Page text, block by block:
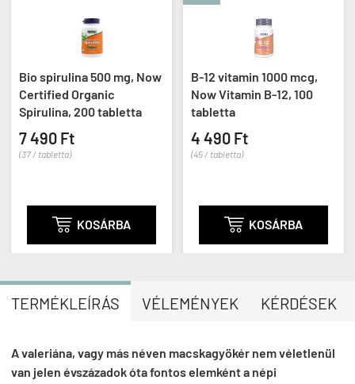
Bio spirulina 500 mg, Now
Certified Organic
Spirulina, 200 tabletta
7 490 Ft
(37 / tabletta)
 KOSÁRBA
B-12 vitamin 1000 mcg,
Now Vitamin B-12, 100
tabletta
4 490 Ft
(45 / tabletta)
 KOSÁRBA
TERMÉKLEÍRÁS VÉLEMÉNYEK KÉRDÉSEK
A valeriána, vagy más néven macskagyökér nem véletlenül
van jelen évszázadok óta fontos elemként a népi